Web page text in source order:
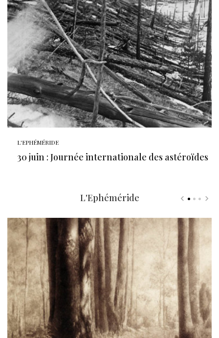
L'EPHÉMÉRIDE
30 juin : Journée internationale des astéroïdes
L'Ephéméride